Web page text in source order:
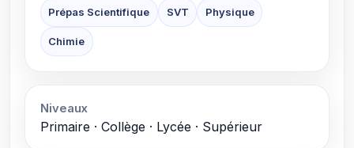
Prépas Scientifique SVT Physique
Chimie
Niveaux
Primaire · Collège · Lycée · Supérieur